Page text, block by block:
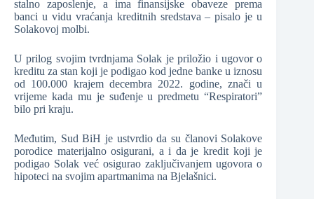
stalno zaposlenje, a ima finansijske obaveze prema
banci u vidu vraćanja kreditnih sredstava – pisalo je u
Solakovoj molbi.
U prilog svojim tvrdnjama Solak je priložio i ugovor o
kreditu za stan koji je podigao kod jedne banke u iznosu
od 100.000 krajem decembra 2022. godine, znači u
vrijeme kada mu je suđenje u predmetu “Respiratori”
bilo pri kraju.
Međutim, Sud BiH je ustvrdio da su članovi Solakove
porodice materijalno osigurani, a i da je kredit koji je
podigao Solak već osigurao zaključivanjem ugovora o
hipoteci na svojim apartmanima na Bjelašnici.